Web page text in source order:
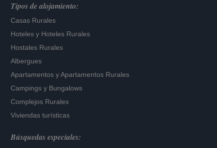
Tipos de alojamiento:
Casas Rurales
Hoteles y Hoteles Rurales
Hostales Rurales
Albergues
Apartamentos yApartamentos Rurales
Campings y Bungalows
Complejos Rurales
Viviendas turísticas
Búsquedas especiales: